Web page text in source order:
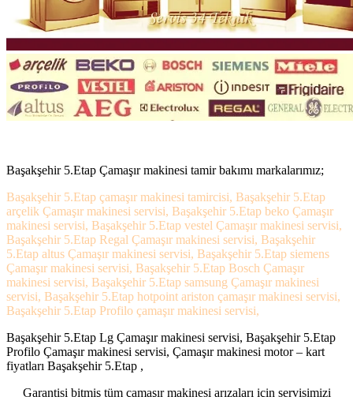
Başakşehir 5.Etap Çamaşır makinesi tamir bakımı markalarımız;
Başakşehir 5.Etap çamaşır makinesi tamircisi, Başakşehir 5.Etap
arçelik Çamaşır makinesi servisi, Başakşehir 5.Etap beko Çamaşır
makinesi servisi, Başakşehir 5.Etap vestel Çamaşır makinesi servisi,
Başakşehir 5.Etap Regal Çamaşır makinesi servisi, Başakşehir
5.Etap altus Çamaşır makinesi servisi, Başakşehir 5.Etap siemens
Çamaşır makinesi servisi, Başakşehir 5.Etap Bosch Çamaşır
makinesi servisi, Başakşehir 5.Etap samsung Çamaşır makinesi
servisi, Başakşehir 5.Etap hotpoint ariston çamaşır makinesi servisi,
Başakşehir 5.Etap Profilo çamaşır makinesi servisi,
Başakşehir 5.Etap Lg Çamaşır makinesi servisi, Başakşehir 5.Etap
Profilo Çamaşır makinesi servisi, Çamaşır makinesi motor – kart
fiyatları Başakşehir 5.Etap ,
Garantisi bitmiş tüm çamaşır makinesi arızaları için servisimizi